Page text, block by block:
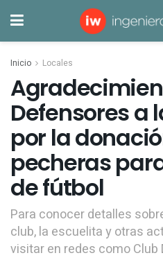
Inicio Locales
Defensores a
por la
pecheras
de fútbol
Para conocer detalles
club, la escuelita y otras
visitar en redes como Club